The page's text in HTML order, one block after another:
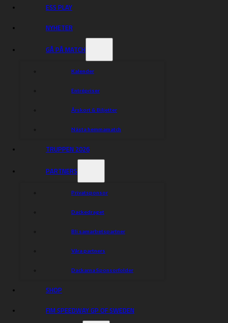
ESS PLAY
NYHETER
GÅ PÅ MATCH
Kalender
Entrépriser
Årskort & Biljetter
Nästa hemmamatch
TRUPPEN 2026
PARTNERS
Privatsponsor
Dackedraget
Bli samarbetspartner
Våra partners
Dackarna Sponsorfolder
SHOP
FIM SPEEDWAY GP OF SWEDEN
Adam Ellis
Maciej Janowski
Alexander Woentin
1. Krzysztof Kasprzak
Niels-Kristian Iversen
Max Fricke
Gustav Grahn
Dela nyheten: